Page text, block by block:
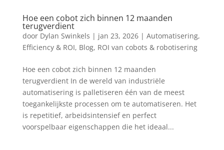
Hoe een cobot zich binnen 12 maanden
terugverdient
door Dylan Swinkels | jan 23, 2026| Automatisering,
Efficiency & ROI, Blog, ROI van cobots & robotisering
Hoe een cobot zich binnen 12 maanden
terugverdient In de wereld van industriële
automatisering is palletiseren één van de meest
toegankelijkste processen om te automatiseren. Het
is repetitief, arbeidsintensief en perfect
voorspelbaar eigenschappen die het ideaal...